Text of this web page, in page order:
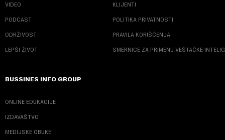
VIDEO
PODCAST
ODRŽIVOST
LEPŠI ŽIVOT
KLIJENTI
POLITIKA PRIVATNOSTI
PRAVILA KORIŠĆENJA
SMERNICE ZA PRIMENU VEŠTAČKE
BUSSINES INFO GROUP
ONLINE EDUKACIJE
IZDAVAŠTVO
MEDIJSKE OBUKE